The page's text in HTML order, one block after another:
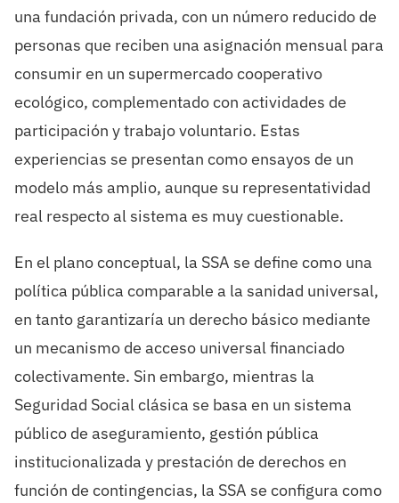
una fundación privada, con un número reducido de
personas que reciben una asignación mensual para
consumir en un supermercado cooperativo
ecológico, complementado con actividades de
participación y trabajo voluntario. Estas
experiencias se presentan como ensayos de un
modelo más amplio, aunque su representatividad
real respecto al sistema es muy cuestionable.
En el plano conceptual, la SSA se define como una
política pública comparable a la sanidad universal,
en tanto garantizaría un derecho básico mediante
un mecanismo de acceso universal financiado
colectivamente. Sin embargo, mientras la
Seguridad Social clásica se basa en un sistema
público de aseguramiento, gestión pública
institucionalizada y prestación de derechos en
función de contingencias, la SSA se configura como